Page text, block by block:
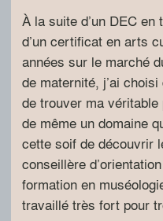
À la suite d’un DEC
d’un certificat en arts
années sur le marché
de maternité, j’ai
de trouver ma
de même un domaine
cette soif de découvrir
conseillère
formation en
travaillé très fort pour